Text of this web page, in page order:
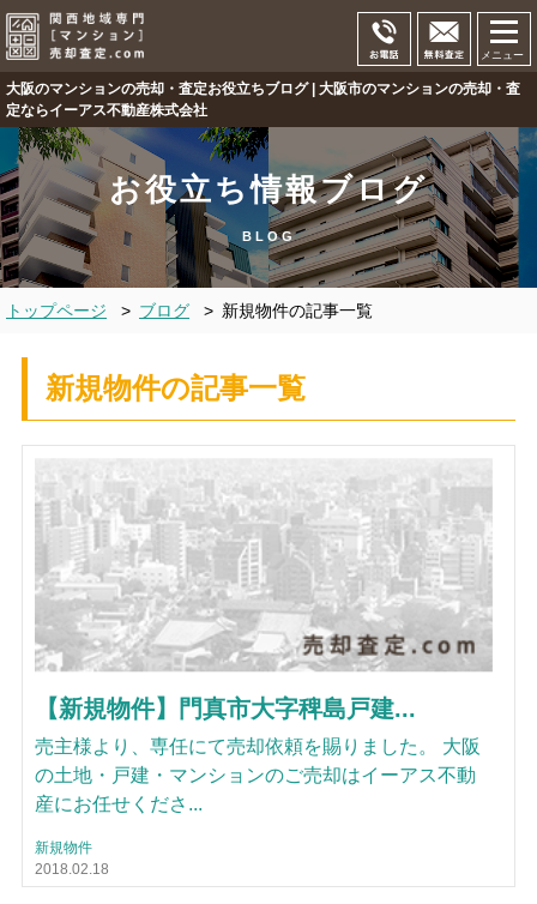
メニュー
大阪のマンションの売却・査定お役立ちブログ | 大阪市のマンションの売却・査
定ならイーアス不動産株式会社
お役立ち情報ブログ
BLOG
トップページ > ブログ > 新規物件の記事一覧
新規物件の記事一覧
【新規物件】門真市大字稗島戸建...
売主様より、専任にて売却依頼を賜りました。 大阪
の土地・戸建・マンションのご売却はイーアス不動
産にお任せくださ...
新規物件
2018.02.18